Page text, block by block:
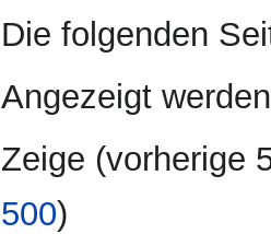
Die folgenden
Angezeigt
Zeige (vorherige
500)